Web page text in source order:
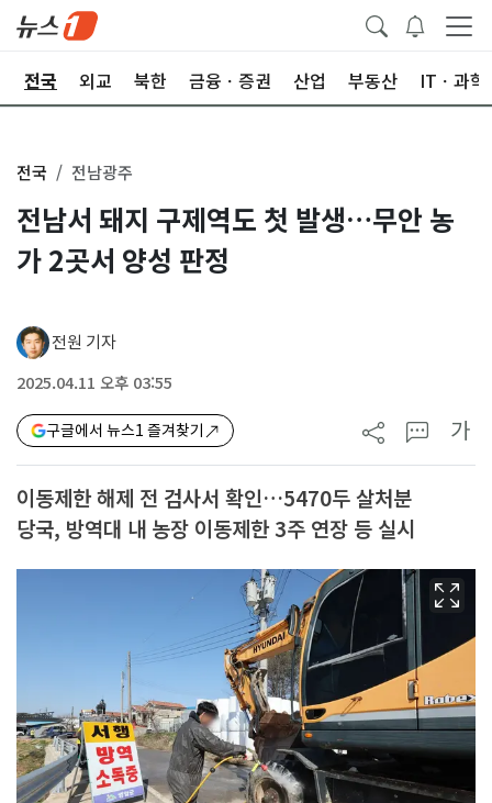
전국 외교 북한 금융ㆍ증권 산업 부동산 ITㆍ과학
전국 전남광주
전남서 돼지 구제역도 첫 발생…무안 농
가 2곳서 양성 판정
전원 기자
2025.04.11 오후 03:55
구글에서 뉴스1 즐겨찾기 가
이동제한 해제 전 검사서 확인…5470두 살처분
당국, 방역대 내 농장 이동제한 3주 연장 등 실시